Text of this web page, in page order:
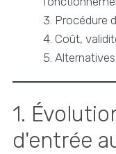
Procédure
Coût,
1.
d'entrée